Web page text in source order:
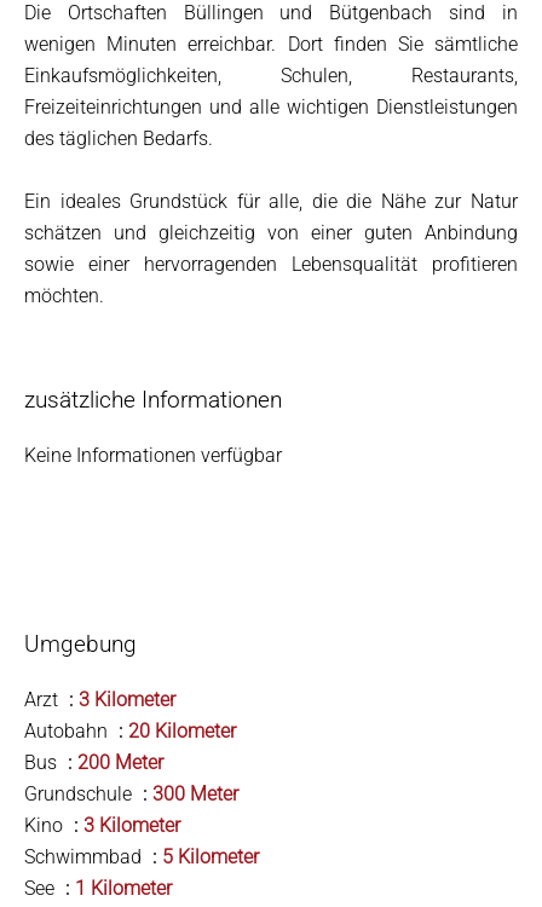
Die Ortschaften Büllingen und Bütgenbach sind in
wenigen Minuten erreichbar. Dort finden Sie sämtliche
Einkaufsmöglichkeiten, Schulen, Restaurants,
Freizeiteinrichtungen und alle wichtigen Dienstleistungen
des täglichen Bedarfs.
Ein ideales Grundstück für alle, die die Nähe zur Natur
schätzen und gleichzeitig von einer guten Anbindung
sowie einer hervorragenden Lebensqualität profitieren
möchten.
zusätzliche Informationen
Keine Informationen verfügbar
Umgebung
Arzt
3 Kilometer
Autobahn
20 Kilometer
Bus
200 Meter
Grundschule
300 Meter
Kino
3 Kilometer
Schwimmbad
5 Kilometer
See
1 Kilometer